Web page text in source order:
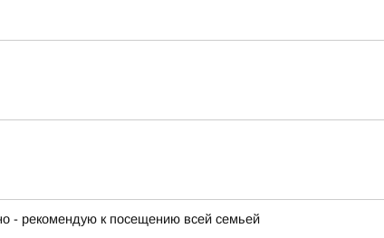
- рекомендую к посещению всей семьей